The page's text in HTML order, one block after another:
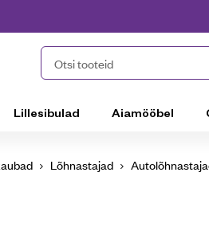
Otsi tooteid
Lillesibulad Aiamööbel
Lõhnastajad